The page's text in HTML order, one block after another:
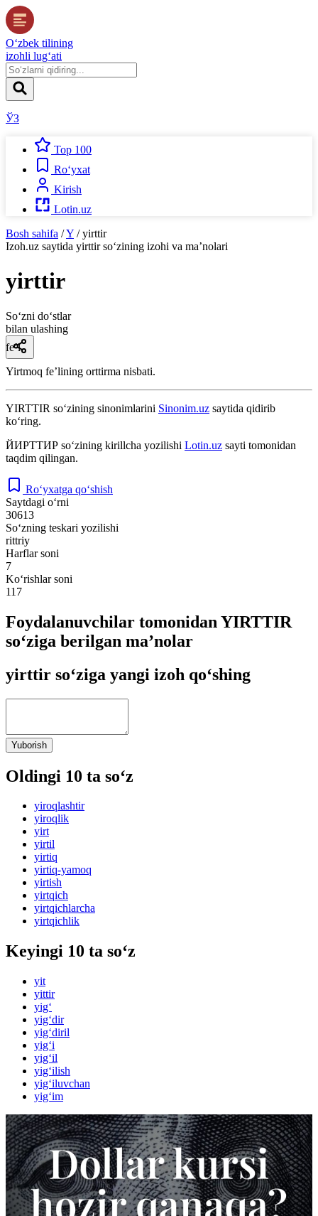
O‘zbek tilining
izohli lug‘ati
ЎЗ
Top 100
Ro‘yxat
Kirish
Lotin.uz
Bosh sahifa /Y / yirttir
Izoh.uz saytida yirttirso‘zining izohi va ma’nolari
yirttir
So‘zni do‘stlar
bilan ulashing
fe’l
Yirtmoq feʼlining orttirma nisbati.
YIRTTIR so‘zining sinonimlarini Sinonim.uz saytida qidirib
ko‘ring.
ЙИРТТИР so‘zining kirillcha yozilishi Lotin.uz sayti tomonidan
taqdim qilingan.
Ro‘yxatga qo‘shish
Saytdagi o‘rni
30613
So‘zning teskari yozilishi
rittriy
Harflar soni
7
Ko‘rishlar soni
117
Foydalanuvchilar tomonidan YIRTTIR
so‘ziga berilgan ma’nolar
yirttir so‘ziga yangi izoh qo‘shing
Yuborish
Oldingi 10 ta so‘z
yiroqlashtir
yiroqlik
yirt
yirtil
yirtiq
yirtiq-yamoq
yirtish
yirtqich
yirtqichlarcha
yirtqichlik
Keyingi 10 ta so‘z
yit
yittir
yig‘
yig‘dir
yig‘diril
yig‘i
yig‘il
yig‘ilish
yig‘iluvchan
yig‘im